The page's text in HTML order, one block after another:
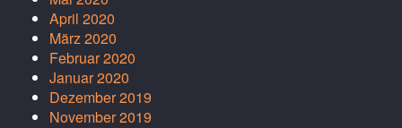
April 2020
März 2020
Februar 2020
Januar 2020
Dezember 2019
November 2019